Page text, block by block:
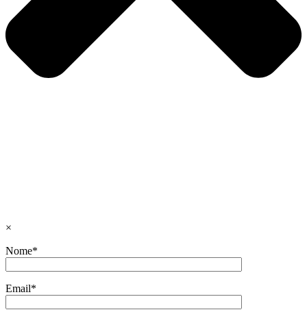
×
Nome*
Email*